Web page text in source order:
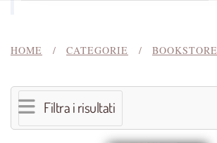
HOME CATEGORIE BOOKSTORE
Filtra i risultati